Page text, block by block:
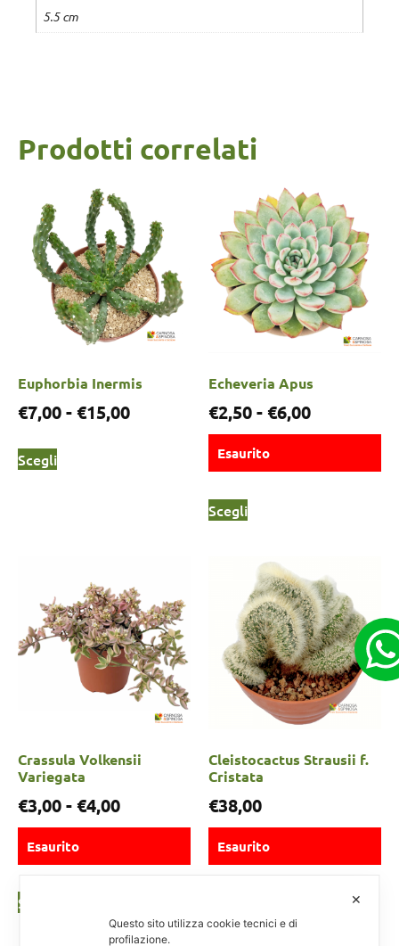
5.5 cm
Prodotti correlati
Euphorbia Inermis
€7,00- €15,00
Scegli
Echeveria Apus
€2,50- €6,00
Esaurito
Scegli
Crassula Volkensii
Variegata
€3,00- €4,00
Esaurito
Scegli
Cleistocactus Strausii f.
Cristata
€38,00
Esaurito
✕
Questo sito utilizza cookie tecnici e di
profilazione.